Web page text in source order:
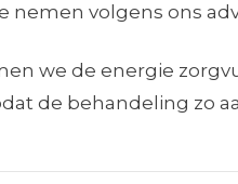
nemen volgens ons
we de energie
de behandeling zo